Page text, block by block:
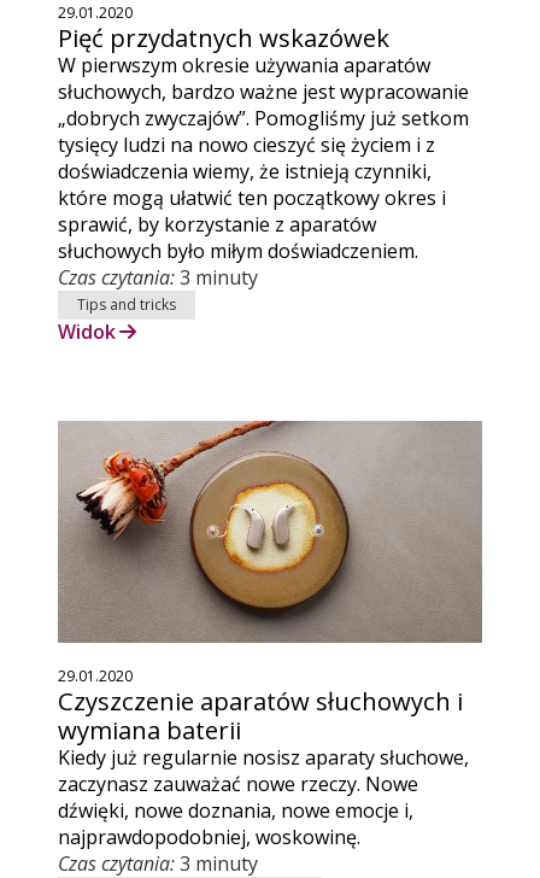
29.01.2020
Pięć przydatnych wskazówek
W pierwszym okresie używania aparatów
słuchowych, bardzo ważne jest wypracowanie
„dobrych zwyczajów”. Pomogliśmy już setkom
tysięcy ludzi na nowo cieszyć się życiem i z
doświadczenia wiemy, że istnieją czynniki,
które mogą ułatwić ten początkowy okres i
sprawić, by korzystanie z aparatów
słuchowych było miłym doświadczeniem.
Czas czytania:3 minuty
Tips and tricks
Widok
29.01.2020
Czyszczenie aparatów słuchowych i
wymiana baterii
Kiedy już regularnie nosisz aparaty słuchowe,
zaczynasz zauważać nowe rzeczy. Nowe
dźwięki, nowe doznania, nowe emocje i,
najprawdopodobniej, woskowinę.
Czas czytania:3 minuty